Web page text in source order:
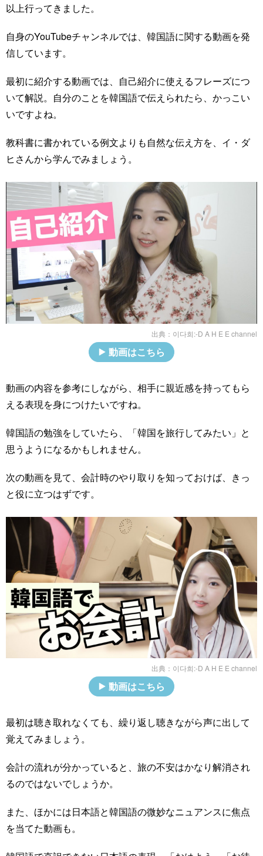
以上行ってきました。
自身のYouTubeチャンネルでは、韓国語に関する動画を発
信しています。
最初に紹介する動画では、自己紹介に使えるフレーズにつ
いて解説。自分のことを韓国語で伝えられたら、かっこい
いですよね。
教科書に書かれている例文よりも自然な伝え方を、イ・ダ
ヒさんから学んでみましょう。
出典： 이다희:-D A H E E channel
動画はこちら
動画の内容を参考にしながら、相手に親近感を持ってもら
える表現を身につけたいですね。
韓国語の勉強をしていたら、「韓国を旅行してみたい」と
思うようになるかもしれません。
次の動画を見て、会計時のやり取りを知っておけば、きっ
と役に立つはずです。
出典： 이다희:-D A H E E channel
動画はこちら
最初は聴き取れなくても、繰り返し聴きながら声に出して
覚えてみましょう。
会計の流れが分かっていると、旅の不安はかなり解消され
るのではないでしょうか。
また、ほかには日本語と韓国語の微妙なニュアンスに焦点
を当てた動画も。